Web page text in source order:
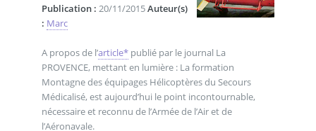
Publication : 20/11/2015Auteur(s)
: Marc
A propos de l’article*publié par le journal La
PROVENCE, mettant en lumière : La formation
Montagne des équipages Hélicoptères du Secours
Médicalisé, est aujourd’hui le point incontournable,
nécessaire et reconnu de l’Armée de l’Air et de
l’Aéronavale.